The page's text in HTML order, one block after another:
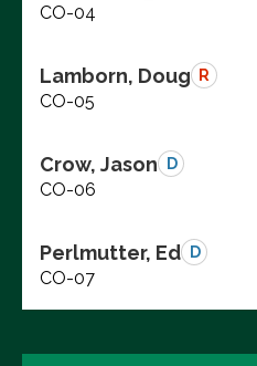
CO-04
Lamborn, Doug R
CO-05
Crow, Jason D
CO-06
Perlmutter, Ed D
CO-07